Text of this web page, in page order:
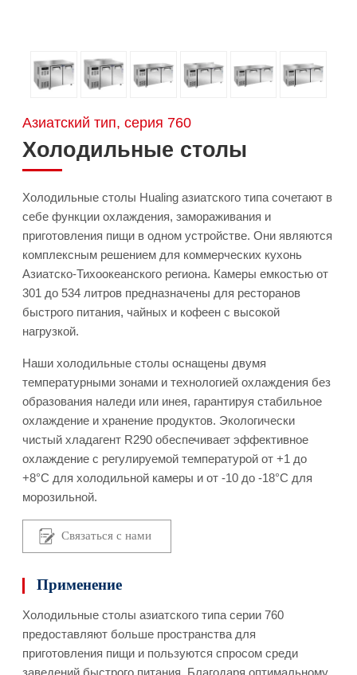
Азиатский тип, серия 760
Холодильные столы
Холодильные столы Hualing азиатского типа сочетают в
себе функции охлаждения, замораживания и
приготовления пищи в одном устройстве. Они являются
комплексным решением для коммерческих кухонь
Азиатско-Тихоокеанского региона. Камеры емкостью от
301 до 534 литров предназначены для ресторанов
быстрого питания, чайных и кофеен с высокой
нагрузкой.
Наши холодильные столы оснащены двумя
температурными зонами и технологией охлаждения без
образования наледи или инея, гарантируя стабильное
охлаждение и хранение продуктов. Экологически
чистый хладагент R290 обеспечивает эффективное
охлаждение с регулируемой температурой от +1 до
+8°C для холодильной камеры и от -10 до -18°C для
морозильной.
Связаться с нами
Применение
Холодильные столы азиатского типа серии 760
предоставляют больше пространства для
приготовления пищи и пользуются спросом среди